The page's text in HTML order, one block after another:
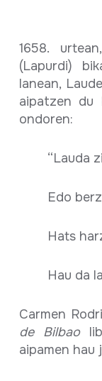
1658.
(Lapurdi)
lanean,
aipatzen du
ondoren:
“Lauda
Edo
Hats
Hau da
Carmen
de Bilbao
aipamen hau